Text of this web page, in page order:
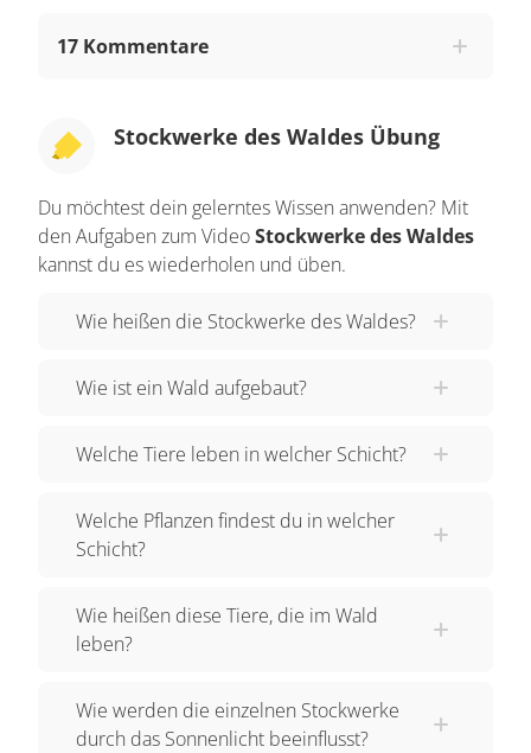
aus den Baumkronen der Laub- und
Hier lebt ein Eichhörnchen und hier eine Eule.
Auch Greifvögel oder Spechte haben hier ihre
Baumschicht ist die Kraut- und Strauchschicht.
Hier kannst du Gräser, Kräuter und Sträucher, wie
entdecken. Oh, was sind das denn für Tiere.
und Bienen. Auch Käfer kannst du hier finden
Kraut- und Strauchschicht liegt die Moos- und
auch herabgefallenes Laub von den Bäumen
entdecken. Aber auch viele Tiere leben hier.
zum Beispiel Spinnen, Schnecken oder auch
Ameisen. Auch Mäuse oder Igel können sich in
des Walds ist die Erd- und Wurzelschicht. Sie ist
17 Kommentare
Stockwerke des Waldes Übung
Du möchtest dein gelerntes Wissen anwenden? Mit
den Aufgaben zum VideoStockwerke des Waldes
kannst du es wiederholen und üben.
Wie heißen die Stockwerke des Waldes?
Wie ist ein Wald aufgebaut?
Welche Tiere leben in welcher Schicht?
Welche Pflanzen findest du in welcher
Schicht?
Wie heißen diese Tiere, die im Wald
leben?
Wie werden die einzelnen Stockwerke
durch das Sonnenlicht beeinflusst?